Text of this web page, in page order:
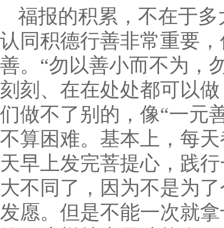
福报的积累，不在于
认同积德行善非常重要
善。“勿以善小而不为，
刻刻、在在处处都可以
们做不了别的，像“一元
不算困难。基本上，每
天早上发完菩提心，践
大不同了，因为不是为
发愿。但是不能一次就